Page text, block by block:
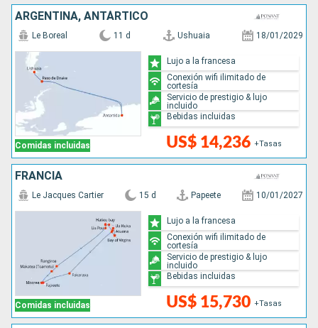
ARGENTINA, ANTÁRTICO
Comidas incluidas
Le Boreal 11 d Ushuaia 18/01/2029
US$ 14,236 +Tasas
Lujo a la francesa
Conexión wifi ilimitado de
cortesía
Servicio de prestigio & lujo
incluido
Bebidas incluidas
FRANCIA
Comidas incluidas
Le Jacques Cartier 15 d Papeete 10/01/2027
US$ 15,730 +Tasas
Lujo a la francesa
Conexión wifi ilimitado de
cortesía
Servicio de prestigio & lujo
incluido
Bebidas incluidas